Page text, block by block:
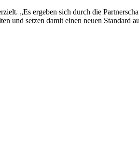
„Es ergeben sich durch die
und setzen damit einen neuen